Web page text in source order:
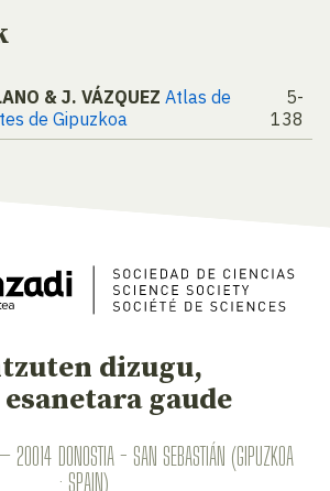
& J. VÁZQUEZ Atlas de
de Gipuzkoa
5-
138
dizugu,
gaude
20014 DONOSTIA - SAN SEBASTIÁN (GIPUZKOA
· SPAIN)